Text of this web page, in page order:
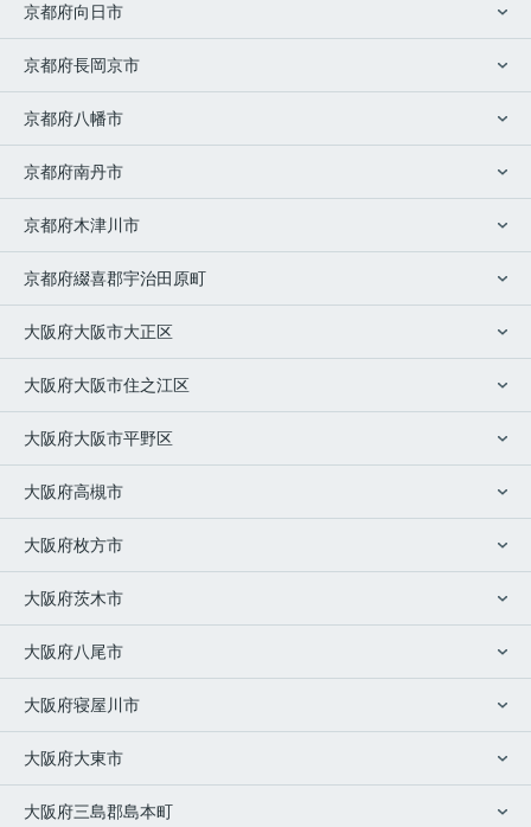
京都府向日市
京都府長岡京市
京都府八幡市
京都府南丹市
京都府木津川市
京都府綴喜郡宇治田原町
大阪府大阪市大正区
大阪府大阪市住之江区
大阪府大阪市平野区
大阪府高槻市
大阪府枚方市
大阪府茨木市
大阪府八尾市
大阪府寝屋川市
大阪府大東市
大阪府三島郡島本町